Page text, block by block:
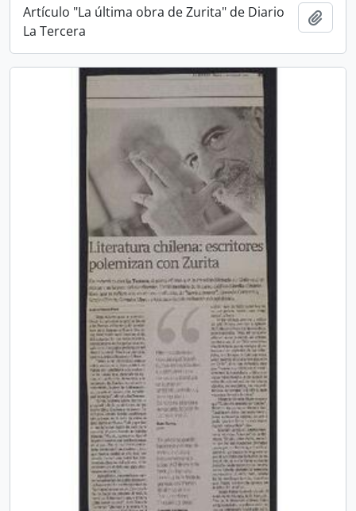
Artículo "La última obra de Zurita" de Diario
La Tercera